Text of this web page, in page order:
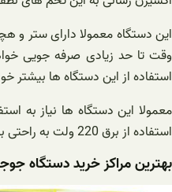
این دستگاه معمولا دارای ستر و
وقت تا حد زیادی صرفه جویی
استفاده از این دستگاه ها بیشتر
معمولا این دستگاه ها نیاز به
استفاده از برق 220 ولت به راحتی به جوجه آوری خواهند پرداخت.
بهترین مراکز خرید دستگاه